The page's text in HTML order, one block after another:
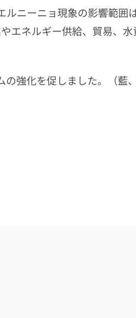
ルニーニョ現象の影響範囲
エネルギー供給、貿易、
強化を促しました。（藍